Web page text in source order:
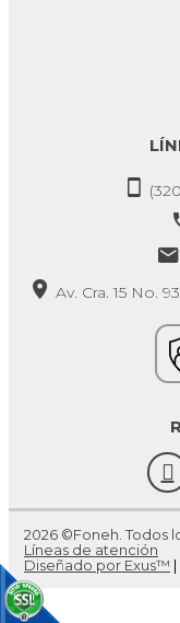
Av. Cra. 15
2026 ©Foneh. Todos
Líneas de atención
Diseñado por Exus™ |